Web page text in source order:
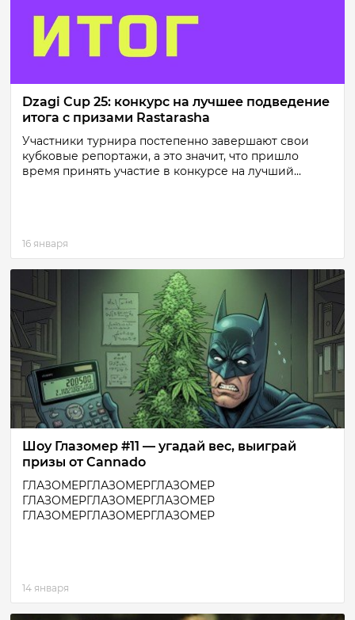
Dzagi Cup 25: конкурс на лучшее подведение
итога с призами Rastarasha
Участники турнира постепенно завершают свои
кубковые репортажи, а это значит, что пришло
время принять участие в конкурсе на лучший...
16 января
Шоу Глазомер #11 — угадай вес, выиграй
призы от Cannado
ГЛАЗОМЕРГЛАЗОМЕРГЛАЗОМЕР
ГЛАЗОМЕРГЛАЗОМЕРГЛАЗОМЕР
ГЛАЗОМЕРГЛАЗОМЕРГЛАЗОМЕР
14 января